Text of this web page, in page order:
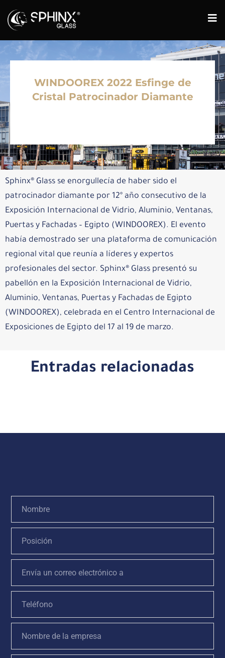
WINDOOREX 2022 Esfinge de
Cristal Patrocinador Diamante
Sphinx® Glass se enorgullecía de haber sido el
patrocinador diamante por 12º año consecutivo de la
Exposición Internacional de Vidrio, Aluminio, Ventanas,
Puertas y Fachadas – Egipto (WINDOOREX). El evento
había demostrado ser una plataforma de comunicación
regional vital que reunía a líderes y expertos
profesionales del sector. Sphinx® Glass presentó su
pabellón en la Exposición Internacional de Vidrio,
Aluminio, Ventanas, Puertas y Fachadas de Egipto
(WINDOOREX), celebrada en el Centro Internacional de
Exposiciones de Egipto del 17 al 19 de marzo.
Entradas relacionadas